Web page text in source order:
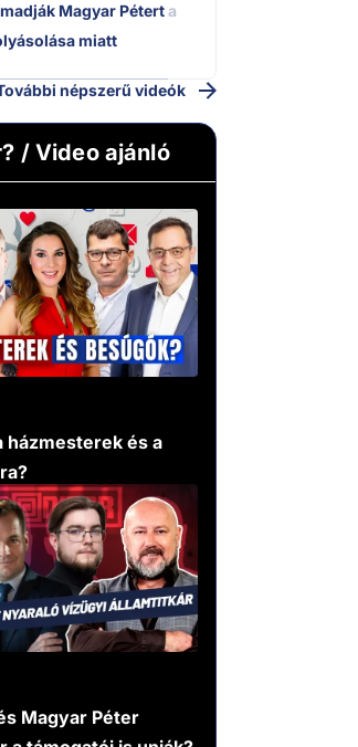
Magyar Pétert a
miatt
népszerű videók
/ Video ajánló
házmesterek és a
Magyar Péter